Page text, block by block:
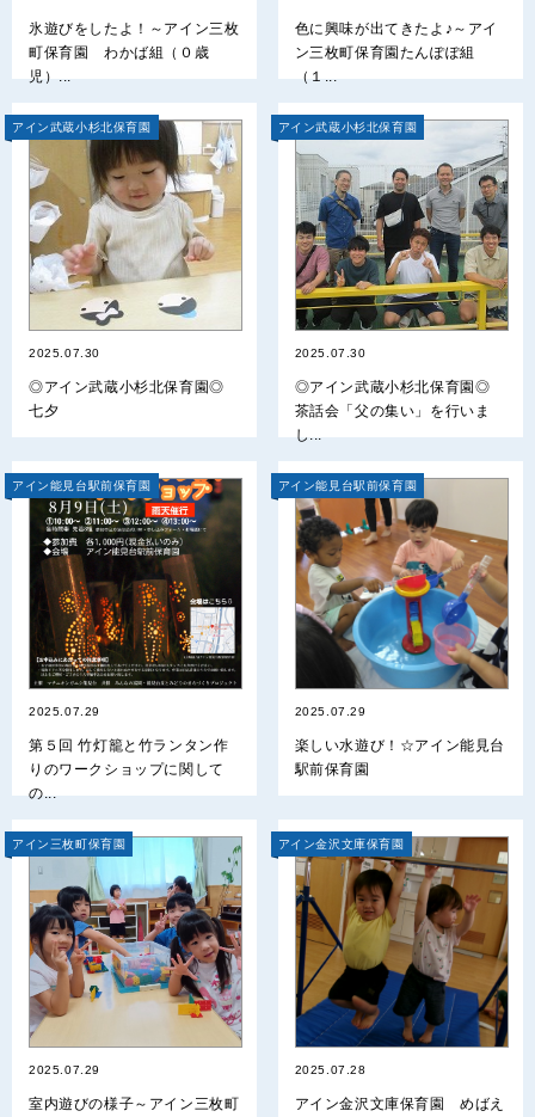
氷遊びをしたよ！～アイン三枚
町保育園 わかば組（０歳
児）...
色に興味が出てきたよ♪～アイ
ン三枚町保育園たんぽぽ組
（１...
アイン武蔵小杉北保育園
2025.07.30
◎アイン武蔵小杉北保育園◎
七夕
アイン武蔵小杉北保育園
2025.07.30
◎アイン武蔵小杉北保育園◎
茶話会「父の集い」を行いま
し...
アイン能見台駅前保育園
2025.07.29
第５回 竹灯籠と竹ランタン作
りのワークショップに関して
の...
アイン能見台駅前保育園
2025.07.29
楽しい水遊び！☆アイン能見台
駅前保育園
アイン三枚町保育園
2025.07.29
室内遊びの様子～アイン三枚町
アイン金沢文庫保育園
2025.07.28
アイン金沢文庫保育園 めばえ